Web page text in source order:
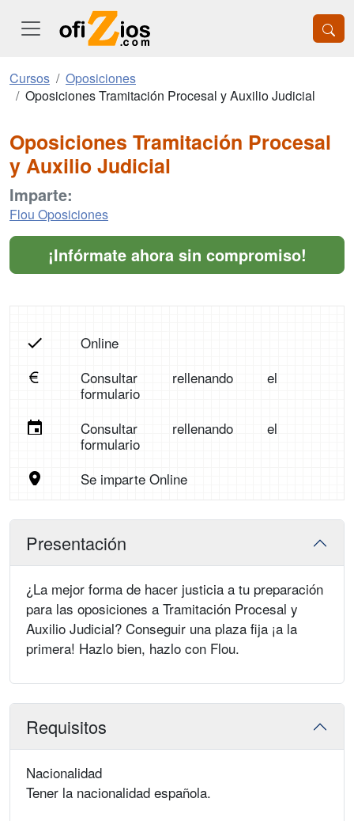
Cursos
Oposiciones
Oposiciones Tramitación Procesal y Auxilio Judicial
Oposiciones Tramitación Procesal
y Auxilio Judicial
Imparte:
Flou Oposiciones
¡Infórmate ahora sin compromiso!
Online
Consultar rellenando el
formulario
Consultar rellenando el
formulario
Se imparte Online
Presentación
¿La mejor forma de hacer justicia a tu preparación
para las oposiciones a Tramitación Procesal y
Auxilio Judicial? Conseguir una plaza fija ¡a la
primera! Hazlo bien, hazlo con Flou.
Requisitos
Nacionalidad
Tener la nacionalidad española.